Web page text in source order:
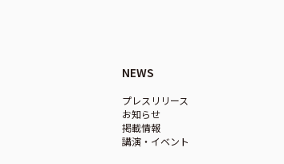
NEWS
プレスリリース
お知らせ
掲載情報
講演・イベント